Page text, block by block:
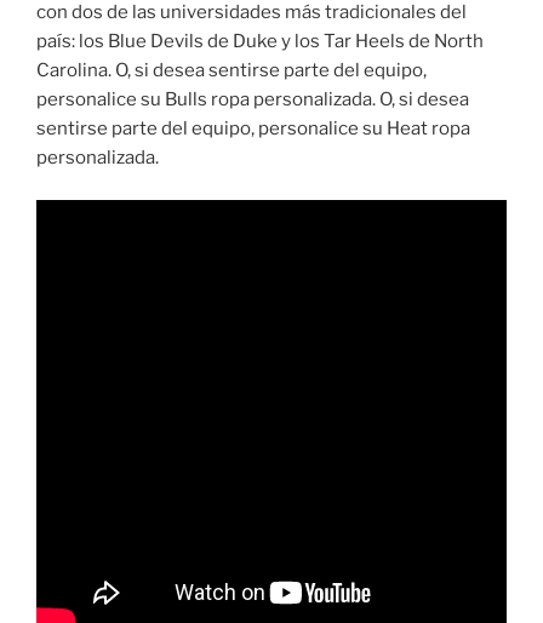
con dos de las universidades más tradicionales del
país: los Blue Devils de Duke y los Tar Heels de North
Carolina. O, si desea sentirse parte del equipo,
personalice su Bulls ropa personalizada. O, si desea
sentirse parte del equipo, personalice su Heat ropa
personalizada.